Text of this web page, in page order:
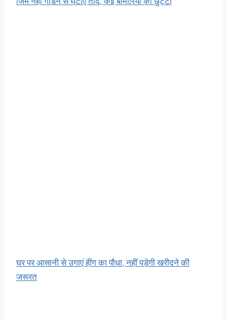
घर पर आसानी से उगाएं हींग का पौधा, नहीं पड़ेगी खरीदने की
जरूरत